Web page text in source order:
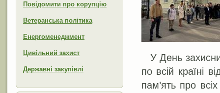
Повідомити про корупцію
Ветеранська політика
Енергоменеджмент
Цивільний захист
Державні закупівлі
У День
по всій країні
пам’ять про